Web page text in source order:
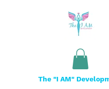
The "I AM"